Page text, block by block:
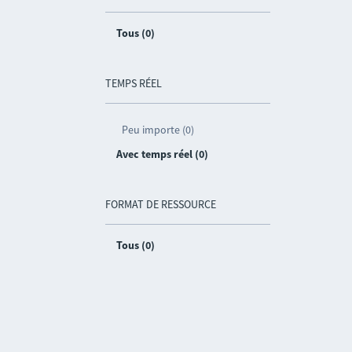
Tous (0)
TEMPS RÉEL
Peu importe (0)
Avec temps réel (0)
FORMAT DE RESSOURCE
Tous (0)